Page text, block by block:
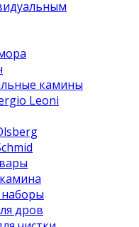
камины
Leoni
дров